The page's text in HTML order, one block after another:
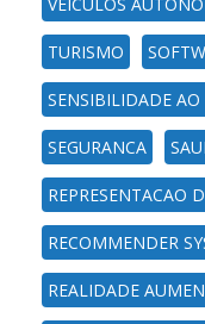
TURISMO
SENSIBILIDADE AO
SEGURANCA
REPRESENTACAO
RECOMMENDER
REALIDADE